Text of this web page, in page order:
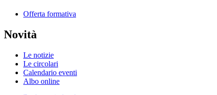
Offerta formativa
Novità
Le notizie
Le circolari
Calendario eventi
Albo online